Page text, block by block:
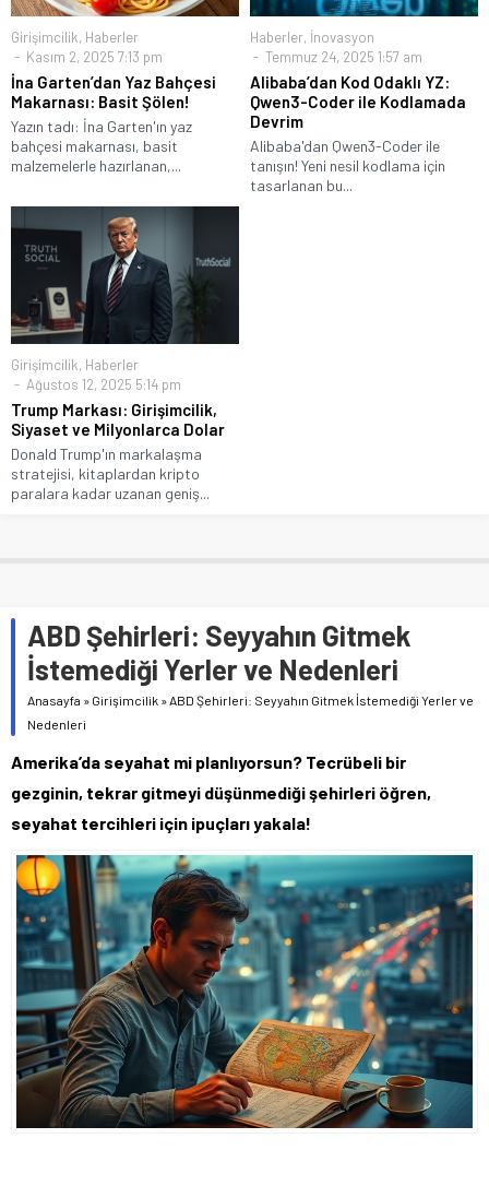
Girişimcilik, Haberler
Kasım 2, 2025 7:13 pm
İna Garten’dan Yaz Bahçesi
Makarnası: Basit Şölen!
Yazın tadı: İna Garten'ın yaz
bahçesi makarnası, basit
malzemelerle hazırlanan,...
Haberler, İnovasyon
Temmuz 24, 2025 1:57 am
Alibaba’dan Kod Odaklı YZ:
Qwen3-Coder ile Kodlamada
Devrim
Alibaba'dan Qwen3-Coder ile
tanışın! Yeni nesil kodlama için
tasarlanan bu...
Girişimcilik, Haberler
Ağustos 12, 2025 5:14 pm
Trump Markası: Girişimcilik,
Siyaset ve Milyonlarca Dolar
Donald Trump'ın markalaşma
stratejisi, kitaplardan kripto
paralara kadar uzanan geniş...
ABD Şehirleri: Seyyahın Gitmek
İstemediği Yerler ve Nedenleri
Anasayfa » Girişimcilik » ABD Şehirleri: Seyyahın Gitmek İstemediği Yerler ve
Nedenleri
Amerika’da seyahat mi planlıyorsun? Tecrübeli bir
gezginin, tekrar gitmeyi düşünmediği şehirleri öğren,
seyahat tercihleri için ipuçları yakala!